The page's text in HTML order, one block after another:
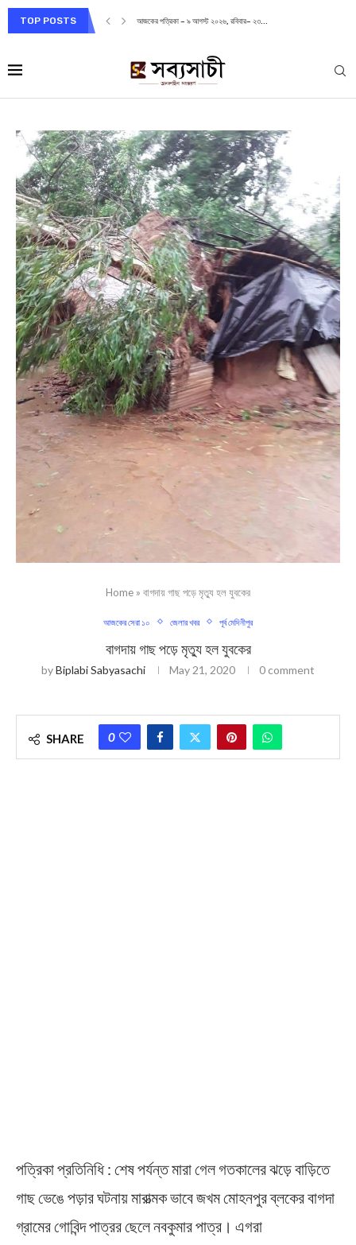
TOP POSTS আজকের পত্রিকা – ৯ আগস্ট ২০২৬, রবিবার– ২৩...
Home » বাগদায় গাছ পড়ে মৃত্যু হল যুবকের
আজকের সেরা ১০ জেলার খবর পূর্ব মেদিনীপুর
বাগদায় গাছ পড়ে মৃত্যু হল যুবকের
byBiplabi Sabyasachi May 21, 2020 0 comment
SHARE 0
পত্রিকা প্রতিনিধি : শেষ পর্যন্ত মারা গেল গতকালের ঝড়ে বাড়িতে
গাছ ভেঙে পড়ার ঘটনায় মারাত্মক ভাবে জখম মোহনপুর ব্লকের বাগদা
গ্রামের গোবিন্দ পাত্রর ছেলে নবকুমার পাত্র। এগরা